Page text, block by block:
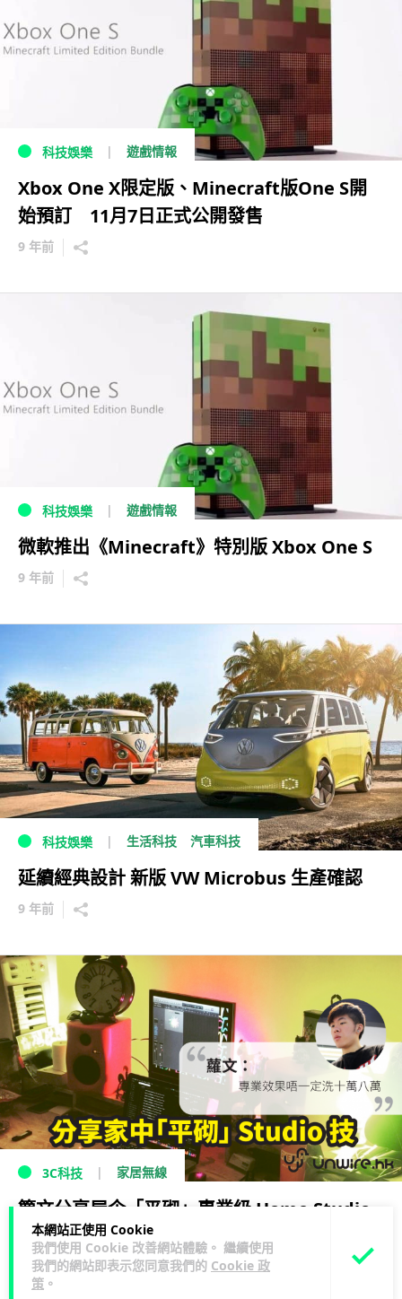
本網站正使用 Cookie
我們使用 Cookie 改善網站體驗。 繼續使用
我們的網站即表示您同意我們的 Cookie 政
策 。
科技娛樂 遊戲情報
Xbox One X限定版、Minecraft版One S開
始預訂 11月7日正式公開發售
9 年前
科技娛樂 遊戲情報
微軟推出《Minecraft》特別版 Xbox One S
9 年前
科技娛樂 生活科技 汽車科技
延續經典設計 新版 VW Microbus 生產確認
9 年前
3C科技 家居無線
籮文分享屋企「平砌」專業級 Home Studio -
音樂製作人／歌手第一步
11 年前